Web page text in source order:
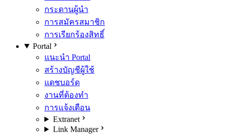
กระดานผู้นำ
การสมัครสมาชิก
การเรียกร้องสิทธิ์
Portal
แนะนำ Portal
สร้างบัญชีผู้ใช้
แดชบอร์ด
งานที่ต้องทำ
การแจ้งเตือน
Extranet
Link Manager